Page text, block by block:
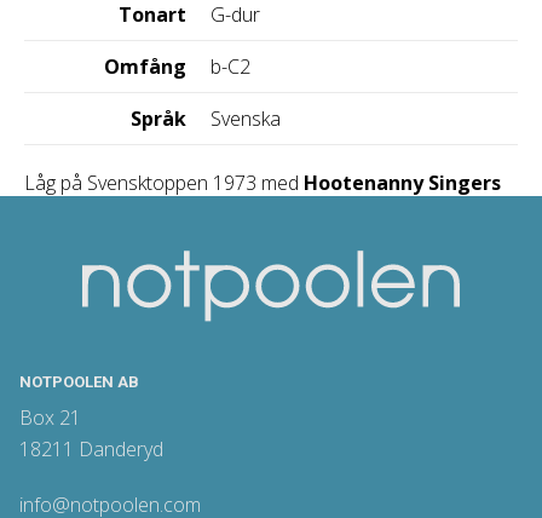
Tonart
G-dur
Omfång
b-C2
Språk
Svenska
Låg på Svensktoppen 1973 med Hootenanny Singers
NOTPOOLEN AB
Box 21
18211 Danderyd
info@notpoolen.com